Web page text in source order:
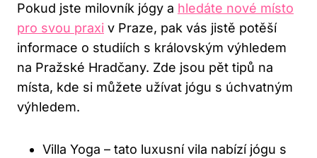
Pokud jste milovník jógy a hledáte nové místo
pro svou praxi v Praze, pak vás jistě potěší
informace o studiích s královským výhledem
na Pražské Hradčany. Zde jsou pět tipů na
místa, kde si můžete užívat jógu s úchvatným
výhledem.
Villa Yoga – tato luxusní vila nabízí jógu s